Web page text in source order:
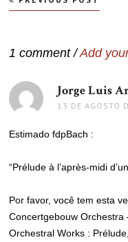
de
1 comment /Add
Jorge Luis
13 DE AGOSTO
Estimado fdpBach :
“Prélude à l’après-midi
Por favor, você tem esta
Concertgebouw Orchestra
Orchestral Works :